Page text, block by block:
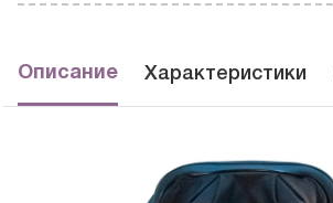
Описание Характеристики